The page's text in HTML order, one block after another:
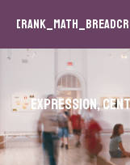
EXPRESSION,